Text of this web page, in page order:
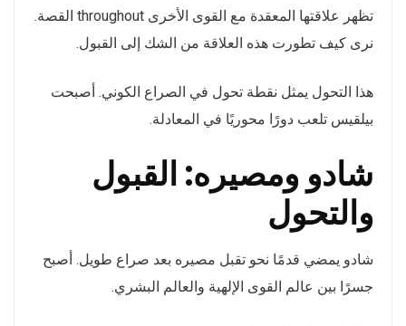
تظهر علاقتها المعقدة مع القوى الأخرى throughout القصة.
نرى كيف تطورت هذه العلاقة من الشك إلى القبول.
هذا التحول يمثل نقطة تحول في الصراع الكوني. أصبحت
بيلقيس تلعب دورًا محوريًا في المعادلة.
شادو ومصيره: القبول
والتحول
شادو يمضي قدمًا نحو تقبل مصيره بعد صراع طويل. أصبح
جسرًا بين عالم القوى الإلهية والعالم البشري.